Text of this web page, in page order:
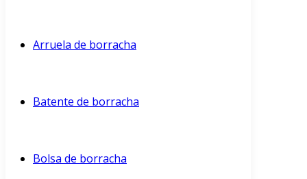
Arruela de borracha
Batente de borracha
Bolsa de borracha